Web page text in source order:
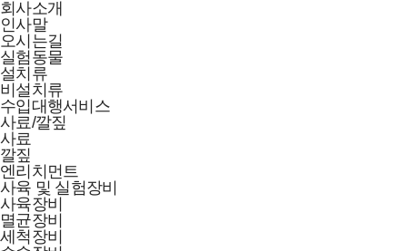
회사소개
인사말
오시는길
실험동물
설치류
비설치류
수입대행서비스
사료/깔짚
사료
깔짚
엔리치먼트
사육 및 실험장비
사육장비
멸균장비
세척장비